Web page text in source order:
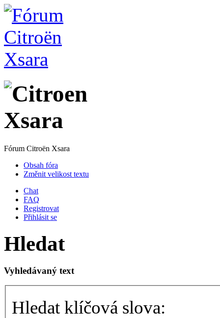
Fórum Citroën Xsara
Obsah fóra
Změnit velikost textu
Chat
FAQ
Registrovat
Přihlásit se
Hledat
Vyhledávaný text
Hledat klíčová slova: